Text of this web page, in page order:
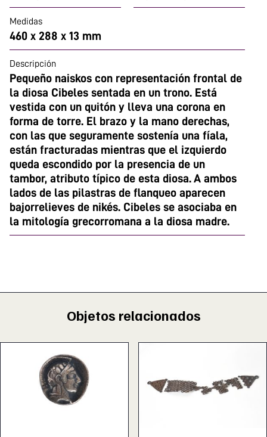
Medidas
460 x 288 x 13 mm
Descripción
Pequeño naiskos con representación frontal de
la diosa Cibeles sentada en un trono. Está
vestida con un quitón y lleva una corona en
forma de torre. El brazo y la mano derechas,
con las que seguramente sostenía una fíala,
están fracturadas mientras que el izquierdo
queda escondido por la presencia de un
tambor, atributo típico de esta diosa. A ambos
lados de las pilastras de flanqueo aparecen
bajorrelieves de nikés. Cibeles se asociaba en
la mitología grecorromana a la diosa madre.
Objetos relacionados